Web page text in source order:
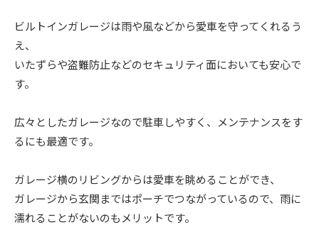
ビルトインガレージは雨や風などから愛車を守ってくれるう
え、
いたずらや盗難防止などのセキュリティ面においても安心で
す。
広々としたガレージなので駐車しやすく、メンテナンスをす
るにも最適です。
ガレージ横のリビングからは愛車を眺めることができ、
ガレージから玄関まではポーチでつながっているので、雨に
濡れることがないのもメリットです。